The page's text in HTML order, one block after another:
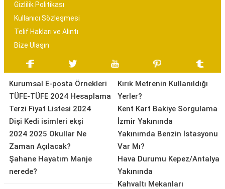
Gizlilik Politikası
Kullanıcı Sözleşmesi
Telif Hakları ve Alıntı
Bize Ulaşın
Kurumsal E-posta Örnekleri
TÜFE-TÜFE 2024 Hesaplama
Terzi Fiyat Listesi 2024
Dişi Kedi isimleri ekşi
2024 2025 Okullar Ne
Zaman Açılacak?
Şahane Hayatım Manje
nerede?
Kırık Metrenin Kullanıldığı
Yerler?
Kent Kart Bakiye Sorgulama
İzmir Yakınında
Yakınımda Benzin İstasyonu
Var Mı?
Hava Durumu Kepez/Antalya
Yakınında
Kahvaltı Mekanları